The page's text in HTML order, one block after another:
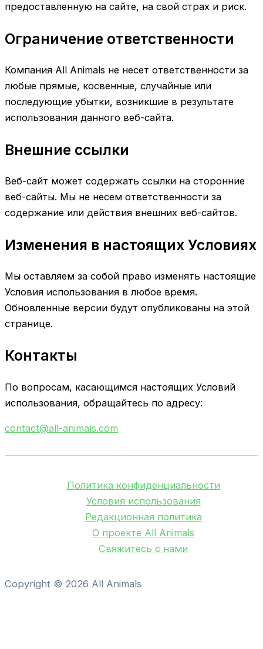
предоставленную на сайте, на свой страх и риск.
Ограничение ответственности
Компания All Animals не несет ответственности за
любые прямые, косвенные, случайные или
последующие убытки, возникшие в результате
использования данного веб-сайта.
Внешние ссылки
Веб-сайт может содержать ссылки на сторонние
веб-сайты. Мы не несем ответственности за
содержание или действия внешних веб-сайтов.
Изменения в настоящих Условиях
Мы оставляем за собой право изменять настоящие
Условия использования в любое время.
Обновленные версии будут опубликованы на этой
странице.
Контакты
По вопросам, касающимся настоящих Условий
использования, обращайтесь по адресу:
contact@all-animals.com
Политика конфиденциальности
Условия использования
Редакционная политика
О проекте All Animals
Свяжитесь с нами
Copyright © 2026 All Animals